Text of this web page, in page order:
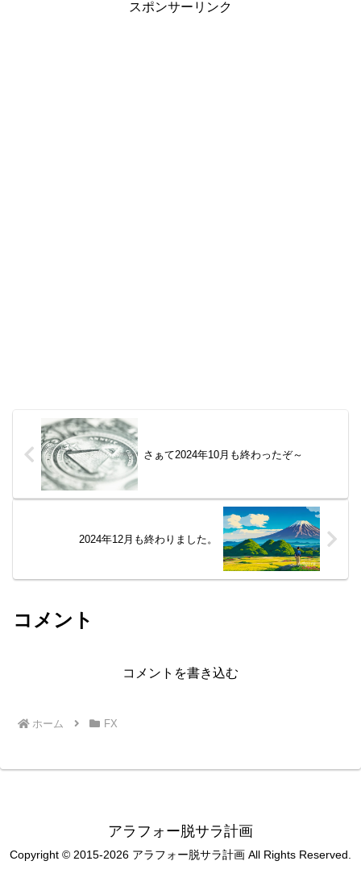
スポンサーリンク
さぁて2024年10月も終わったぞ～
2024年12月も終わりました。
コメント
コメントを書き込む
ホーム FX
アラフォー脱サラ計画
Copyright © 2015-2026 アラフォー脱サラ計画 All Rights Reserved.